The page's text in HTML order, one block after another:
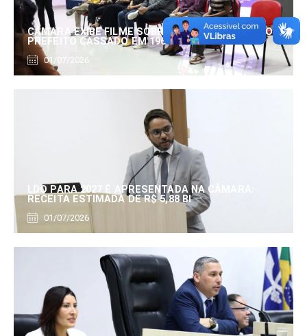
CÂMARA EXIBE FILME SOBRE EDUARDO SERRANO,
PREFEITO CASSADO EM 1960
01/07/2026
LDO PARA 2027 É APRESENTADA NA CÂMARA:
RECEITA ESTIMADA DE R$ 5,88 BI
01/07/2026